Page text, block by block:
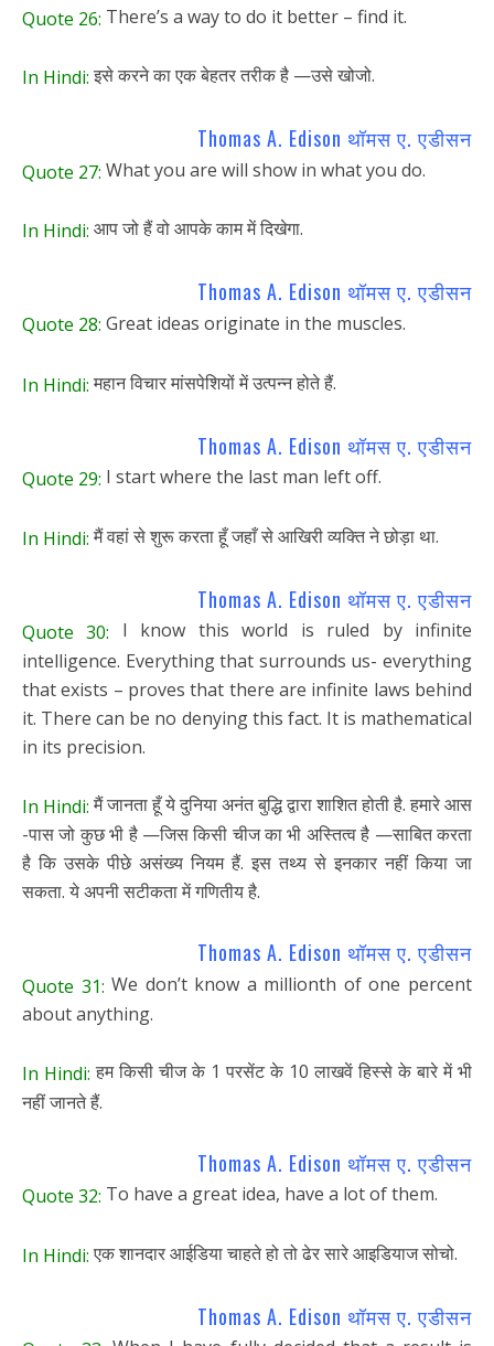
Quote 26: There’s a way to do it better – find it.
In Hindi:इसे करने का एक बेहतर तरीक है —उसे खोजो.
Thomas A. Edison थॉमस ए. एडीसन
Quote 27: What you are will show in what you do.
In Hindi: आप जो हैं वो आपके काम में दिखेगा.
Thomas A. Edison थॉमस ए. एडीसन
Quote 28: Great ideas originate in the muscles.
In Hindi:महान विचार मांसपेशियों में उत्पन्न होते हैं.
Thomas A. Edison थॉमस ए. एडीसन
Quote 29: I start where the last man left off.
In Hindi:मैं वहां से शुरू करता हूँ जहाँ से आखिरी व्यक्ति ने छोड़ा था.
Thomas A. Edison थॉमस ए. एडीसन
Quote 30: I know this world is ruled by infinite
intelligence. Everything that surrounds us- everything
that exists – proves that there are infinite laws behind
it. There can be no denying this fact. It is mathematical
in its precision.
In Hindi:मैं जानता हूँ ये दुनिया अनंत बुद्धि द्वारा शाशित होती है. हमारे आस
-पास जो कुछ भी है —जिस किसी चीज का भी अस्तित्व है —साबित करता
है कि उसके पीछे असंख्य नियम हैं. इस तथ्य से इनकार नहीं किया जा
सकता. ये अपनी सटीकता में गणितीय है.
Thomas A. Edison थॉमस ए. एडीसन
Quote 31: We don’t know a millionth of one percent
about anything.
In Hindi: हम किसी चीज के 1 परसेंट के 10 लाखवें हिस्से के बारे में भी
नहीं जानते हैं.
Thomas A. Edison थॉमस ए. एडीसन
Quote 32: To have a great idea, have a lot of them.
In Hindi:एक शानदार आईडिया चाहते हो तो ढेर सारे आइडियाज सोचो.
Thomas A. Edison थॉमस ए. एडीसन